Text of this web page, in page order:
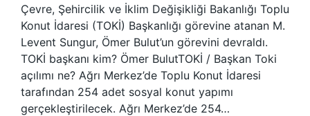
Çevre, Şehircilik ve İklim Değişikliği Bakanlığı Toplu
Konut İdaresi (TOKİ) Başkanlığı görevine atanan M.
Levent Sungur, Ömer Bulut’un görevini devraldı.
TOKİ başkanı kim? Ömer BulutTOKİ / Başkan Toki
açılımı ne? Ağrı Merkez’de Toplu Konut İdaresi
tarafından 254 adet sosyal konut yapımı
gerçekleştirilecek. Ağrı Merkez’de 254…